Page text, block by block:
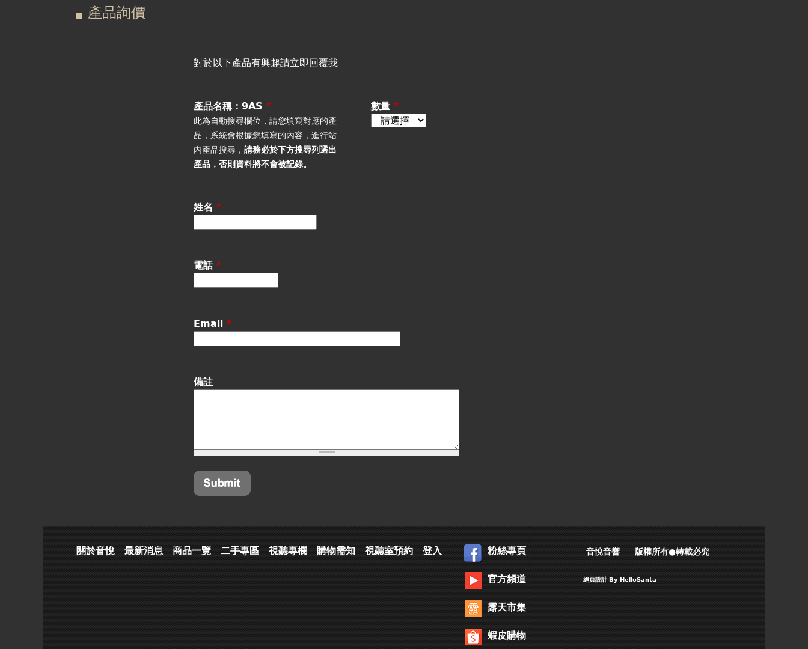
產品詢價
對於以下產品有興趣請立即回覆我
產品名稱：9AS*
此為自動搜尋欄位，請您填寫對應的產
品，系統會根據您填寫的內容，進行站
內產品搜尋，請務必於下方搜尋列選出
產品 ，否則資料將不會被記錄。
數量 *
姓名*
電話*
Email*
備註
關於音悅 最新消息 商品一覽 二手專區 視聽專欄 購物需知 視聽室預約 登入 粉絲專頁
官方頻道
露天市集
蝦皮購物
音悅音響 版權所有●轉載必究
網頁設計By HelloSanta